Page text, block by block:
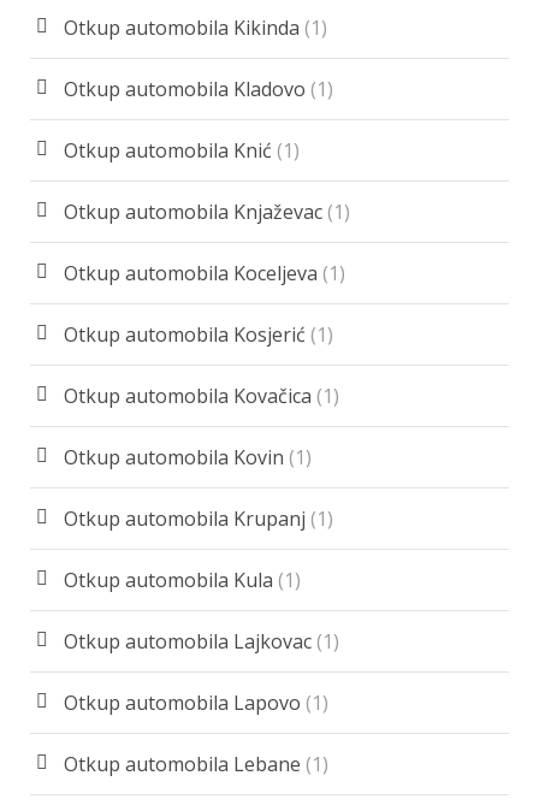
Otkup automobila Kikinda (1)
Otkup automobila Kladovo (1)
Otkup automobila Knić (1)
Otkup automobila Knjaževac(1)
Otkup automobila Koceljeva (1)
Otkup automobila Kosjerić (1)
Otkup automobila Kovačica (1)
Otkup automobila Kovin (1)
Otkup automobila Krupanj (1)
Otkup automobila Kula (1)
Otkup automobila Lajkovac(1)
Otkup automobila Lapovo (1)
Otkup automobila Lebane (1)